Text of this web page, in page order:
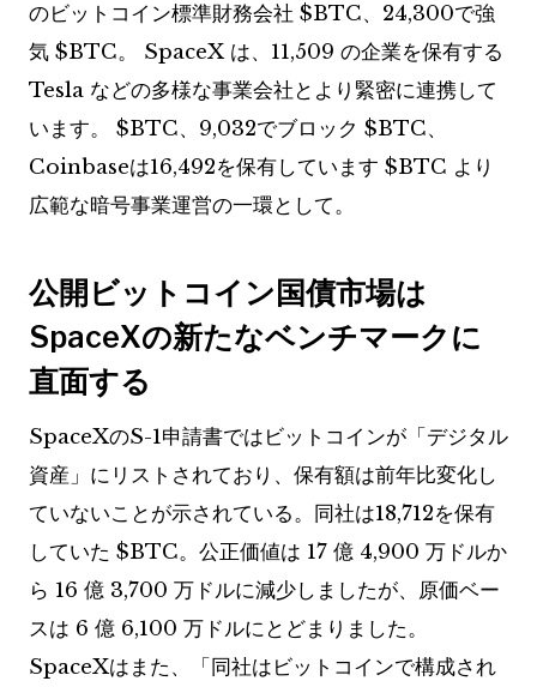
のビットコイン標準財務会社 $BTC、24,300で強
気 $BTC。 SpaceX は、11,509 の企業を保有する
Tesla などの多様な事業会社とより緊密に連携して
います。 $BTC、9,032でブロック $BTC、
Coinbaseは16,492を保有しています $BTC より
広範な暗号事業運営の一環として。
公開ビットコイン国債市場は
SpaceXの新たなベンチマークに
直面する
SpaceXのS-1申請書ではビットコインが「デジタル
資産」にリストされており、保有額は前年比変化し
ていないことが示されている。同社は18,712を保有
していた $BTC。公正価値は 17 億 4,900 万ドルか
ら 16 億 3,700 万ドルに減少しましたが、原価ベー
スは 6 億 6,100 万ドルにとどまりました。
SpaceXはまた、「同社はビットコインで構成され